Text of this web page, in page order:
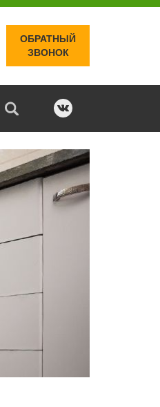
ОБРАТНЫЙ
ЗВОНОК